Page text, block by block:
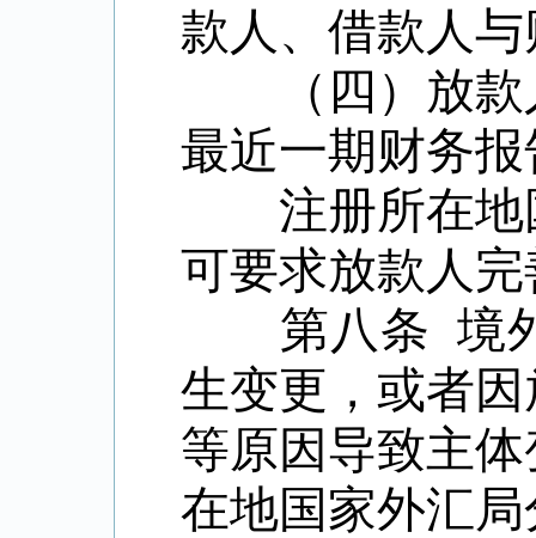
款人、借款人
（四）放款
最近一期财务
注册所在地
可要求放款人
第八条 境外
生变更，或者
等原因导致主
在地国家外汇